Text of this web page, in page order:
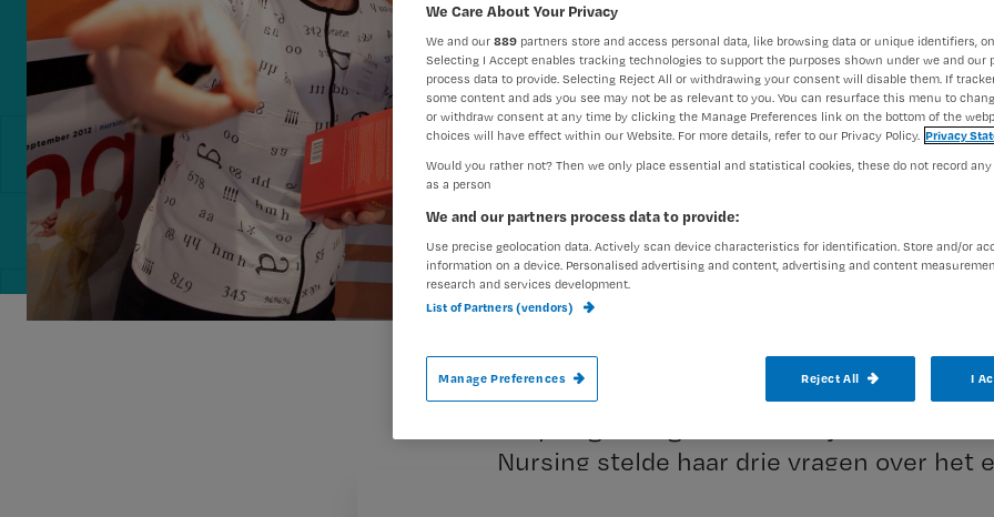
Nursing stelde haar drie vragen over het
We Care About Your Privacy
We and our 889 partners store and access personal data, like browsing data or unique identifiers,
Selecting I Accept enables tracking technologies to support the purposes shown under we and our
process data to provide. Selecting Reject All or withdrawing your consent will disable them. If
some content and ads you see may not be as relevant to you. You can resurface this menu to
or withdraw consent at any time by clicking the Manage Preferences link on the bottom of the
choices will have effect within our Website. For more details, refer to our Privacy Policy. Privacy
Would you rather not? Then we only place essential and statistical cookies, these do not record
as a person
We and our partners process data to provide:
Use precise geolocation data. Actively scan device characteristics for identification. Store and/or
information on a device. Personalised advertising and content, advertising and content
research and services development.
List of Partners (vendors)
Manage Preferences Reject All I